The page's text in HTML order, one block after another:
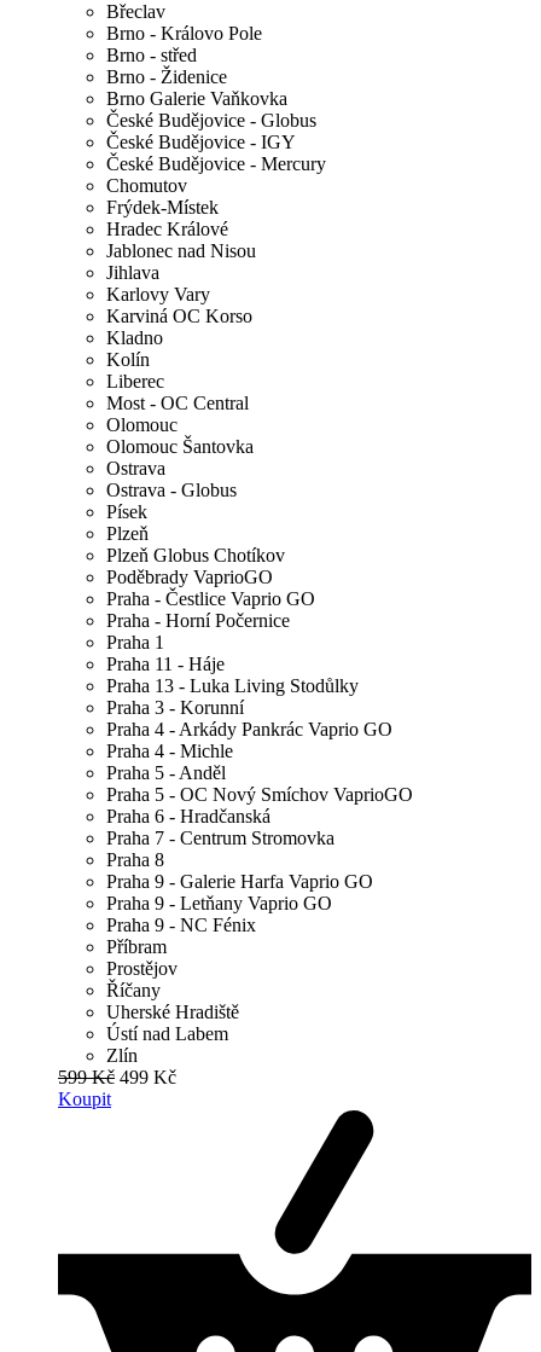
Břeclav
Brno - Královo Pole
Brno - střed
Brno - Židenice
Brno Galerie Vaňkovka
České Budějovice - Globus
České Budějovice - IGY
České Budějovice - Mercury
Chomutov
Frýdek-Místek
Hradec Králové
Jablonec nad Nisou
Jihlava
Karlovy Vary
Karviná OC Korso
Kladno
Kolín
Liberec
Most - OC Central
Olomouc
Olomouc Šantovka
Ostrava
Ostrava - Globus
Písek
Plzeň
Plzeň Globus Chotíkov
Poděbrady VaprioGO
Praha - Čestlice Vaprio GO
Praha - Horní Počernice
Praha 1
Praha 11 - Háje
Praha 13 - Luka Living Stodůlky
Praha 3 - Korunní
Praha 4 - Arkády Pankrác Vaprio GO
Praha 4 - Michle
Praha 5 - Anděl
Praha 5 - OC Nový Smíchov VaprioGO
Praha 6 - Hradčanská
Praha 7 - Centrum Stromovka
Praha 8
Praha 9 - Galerie Harfa Vaprio GO
Praha 9 - Letňany Vaprio GO
Praha 9 - NC Fénix
Příbram
Prostějov
Říčany
Uherské Hradiště
Ústí nad Labem
Zlín
599 Kč 499 Kč
Koupit